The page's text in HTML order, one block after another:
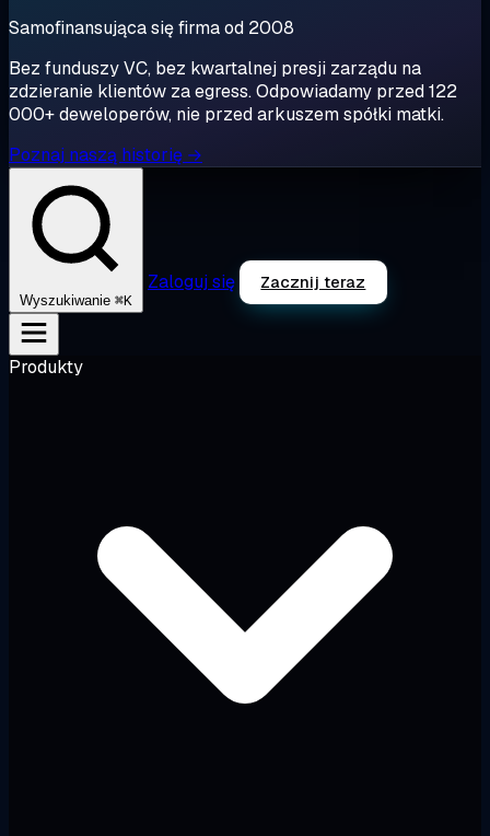
Samofinansująca się firma od 2008
Bez funduszy VC, bez kwartalnej presji zarządu na
zdzieranie klientów za egress. Odpowiadamy przed 122
000+ deweloperów, nie przed arkuszem spółki matki.
Poznaj naszą historię →
Wyszukiwanie ⌘K
Zaloguj się Zacznij teraz
Produkty